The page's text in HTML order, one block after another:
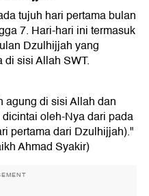
tujuh hari pertama bulan
7. Hari-hari ini termasuk
Dzulhijjah yang
sisi Allah SWT.
agung di sisi Allah dan
oleh-Nya dari pada
pertama dari Dzulhijjah)."
Ahmad Syakir)